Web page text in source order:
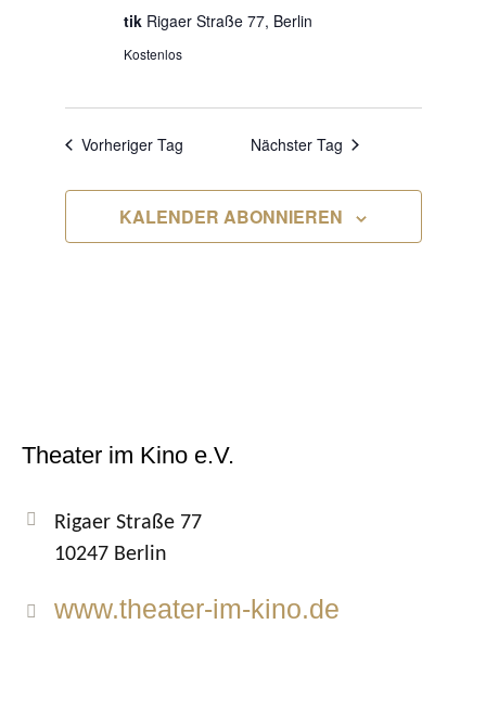
tik Rigaer Straße 77, Berlin
Kostenlos
Vorheriger Tag Nächster Tag
KALENDER ABONNIEREN
Theater im Kino e.V.
Rigaer Straße 77
10247 Berlin
www.theater-im-kino.de